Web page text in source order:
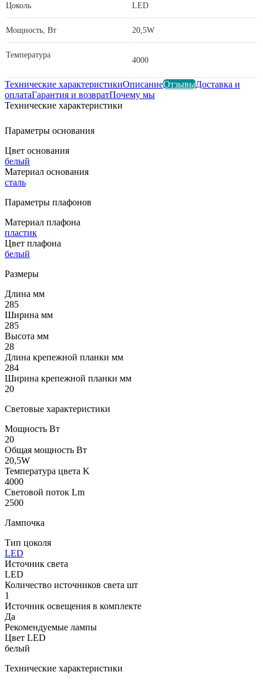
Цоколь LED
Мощность, Вт 20,5W
Температура
4000
Технические характеристикиОписаниеОтзывыДоставка и
оплатаГарантия и возвратПочему мы
Технические характеристики
Параметры основания
Цвет основания
белый
Материал основания
сталь
Параметры плафонов
Материал плафона
пластик
Цвет плафона
белый
Размеры
Длина мм
285
Ширина мм
285
Высота мм
28
Длина крепежной планки мм
284
Ширина крепежной планки мм
20
Световые характеристики
Мощность Вт
20
Общая мощность Вт
20,5W
Температура цвета K
4000
Световой поток Lm
2500
Лампочка
Тип цоколя
LED
Источник света
LED
Количество источников света шт
1
Источник освещения в комплекте
Да
Рекомендуемые лампы
Цвет LED
белый
Технические характеристики